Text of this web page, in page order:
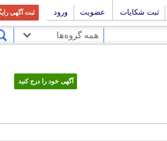
ثبت شکایات عضویت ورود ثبت آگهی
همه گروه‌ها
آگهی خود را درج کنید